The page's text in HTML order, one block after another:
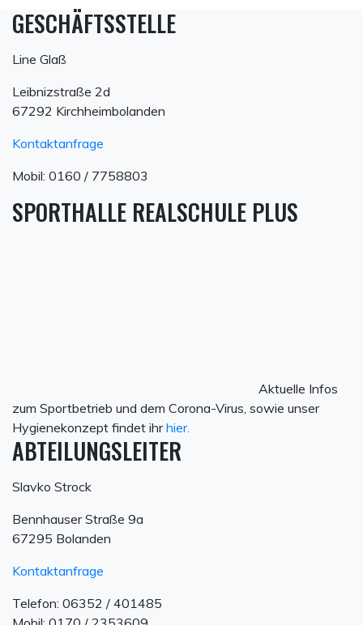
GESCHÄFTSSTELLE
Line Glaß
Leibnizstraße 2d
67292 Kirchheimbolanden
Kontaktanfrage
Mobil: 0160 / 7758803
SPORTHALLE REALSCHULE PLUS
Aktuelle Infos
zum Sportbetrieb und dem Corona-Virus, sowie unser
Hygienekonzept findet ihrhier.
ABTEILUNGSLEITER
Slavko Strock
Bennhauser Straße 9a
67295 Bolanden
Kontaktanfrage
Telefon: 06352 / 401485